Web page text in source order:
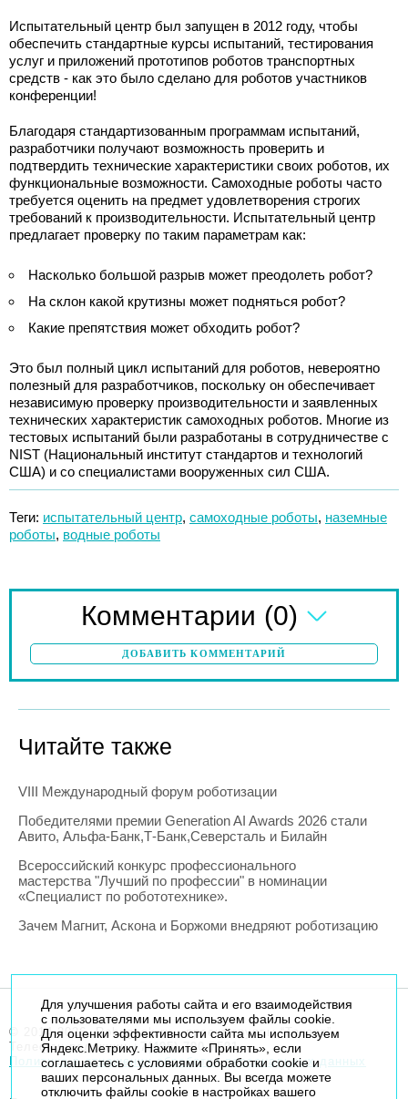
Испытательный центр был запущен в 2012 году, чтобы
обеспечить стандартные курсы испытаний, тестирования
услуг и приложений прототипов роботов транспортных
средств - как это было сделано для роботов участников
конференции!
Благодаря стандартизованным программам испытаний,
разработчики получают возможность проверить и
подтвердить технические характеристики своих роботов, их
функциональные возможности. Самоходные роботы часто
требуется оценить на предмет удовлетворения строгих
требований к производительности. Испытательный центр
предлагает проверку по таким параметрам как:
Насколько большой разрыв может преодолеть робот?
На склон какой крутизны может подняться робот?
Какие препятствия может обходить робот?
Это был полный цикл испытаний для роботов, невероятно
полезный для разработчиков, поскольку он обеспечивает
независимую проверку производительности и заявленных
технических характеристик самоходных роботов. Многие из
тестовых испытаний были разработаны в сотрудничестве с
NIST (Национальный институт стандартов и технологий
США) и со специалистами вооруженных сил США.
Теги: испытательный центр, самоходные роботы, наземные
роботы, водные роботы
Комментарии (0)
ДОБАВИТЬ КОММЕНТАРИЙ
Читайте также
VIII Международный форум роботизации
Победителями премии Generation AI Awards 2026 стали
Авито, Альфа-Банк,Т-Банк,Северсталь и Билайн
Всероссийский конкурс профессионального
мастерства "Лучший по профессии" в номинации
«Специалист по робототехнике».
Зачем Магнит, Аскона и Боржоми внедряют роботизацию
© 2014-2026. Robogeek.ru - проект группы “Текарт”.
Телефон редакции+7(495) 790-7591
Политика в отношении обработки персональных данных
Для улучшения работы сайта и его взаимодействия
с пользователями мы используем файлы cookie.
Для оценки эффективности сайта мы используем
Яндекс.Метрику. Нажмите «Принять», если
соглашаетесь с условиями обработки cookie и
ваших персональных данных. Вы всегда можете
отключить файлы cookie в настройках вашего